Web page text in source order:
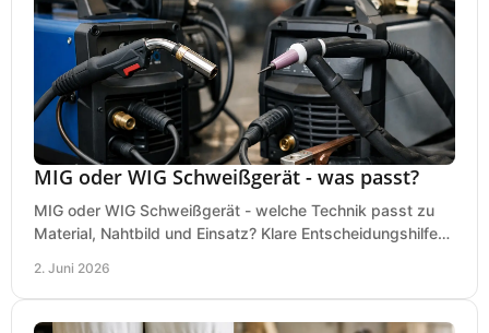
MIG oder WIG Schweißgerät - was passt?
MIG oder WIG Schweißgerät - welche Technik passt zu
Material, Nahtbild und Einsatz? Klare Entscheidungshilfe
2. Juni 2026